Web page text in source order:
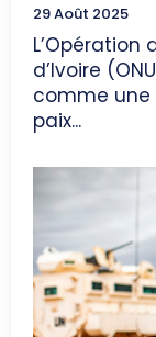
29 Août 2025
L’Opération
d’Ivoire
comme
paix...